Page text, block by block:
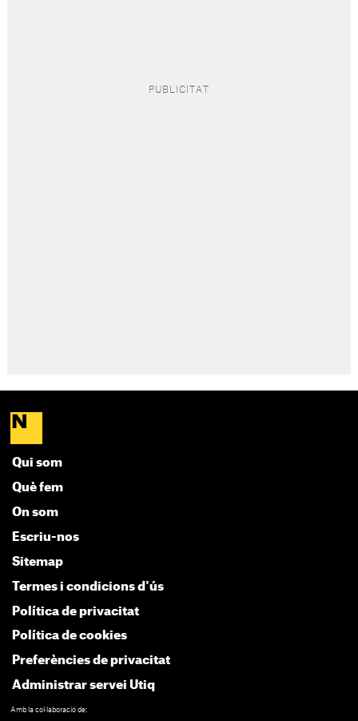
Qui som
Què fem
On som
Escriu-nos
Sitemap
Termes i condicions d'ús
Política de privacitat
Política de cookies
Preferències de privacitat
Administrar servei Utiq
Amb la col·laboració de: